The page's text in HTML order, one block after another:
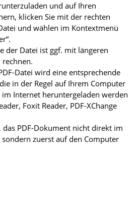
und auf Ihren
klicken Sie mit der rechten
und wählen im Kontextmenü
der Datei ist ggf. mit längeren
Datei wird eine entsprechende
in der Regel auf Ihrem Computer
Internet heruntergeladen werden
Foxit Reader, PDF-XChange
das PDF-Dokument nicht direkt im
zuerst auf den Computer